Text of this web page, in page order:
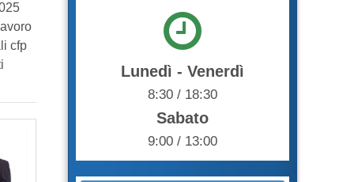
cfp
Lunedì - Venerdì
8:30 / 18:30
Sabato
9:00 / 13:00